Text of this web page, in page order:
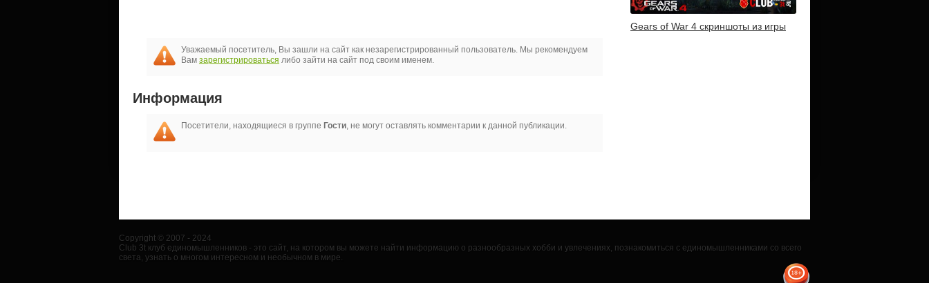
Уважаемый посетитель, Вы зашли на сайт как незарегистрированный пользователь. Мы рекомендуем
Вам зарегистрироваться либо зайти на сайт под своим именем.
Информация
Посетители, находящиеся в группе Гости, не могут оставлять комментарии к данной публикации.
Gears of War 4 скриншоты из игры
Copyright © 2007 - 2024
Club 3t клуб единомышленников - это сайт, на котором вы можете найти информацию о разнообразных хобби и увлечениях, познакомиться с единомышленниками со всего
света, узнать о многом интересном и необычном в мире.